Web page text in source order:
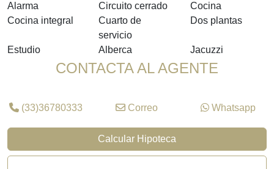
Alarma
Circuito cerrado
Cocina
Cocina integral
Cuarto de
servicio
Dos plantas
Estudio Alberca Jacuzzi
CONTACTA AL AGENTE
(33)36780333 Correo Whatsapp
Calcular Hipoteca